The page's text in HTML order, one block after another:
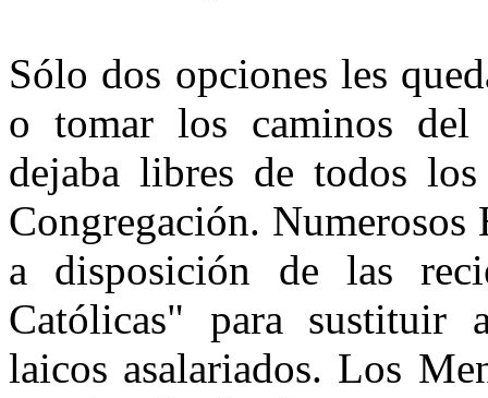
Sólo dos opciones les
o tomar los caminos del
dejaba libres de todos
Congregación. Numerosos
a disposición de las
Católicas" para sustituir
laicos asalariados. Los